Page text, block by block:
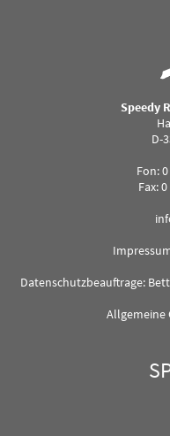
Speedy
D-
Fon:
Fax:
Datenschutzbeauftrage:
Allgemeine